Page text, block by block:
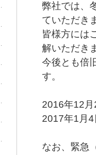
弊社では、
ていただき
皆様方には
解いただき
今後とも倍
す。
2016年12
2017年1月
なお、緊急